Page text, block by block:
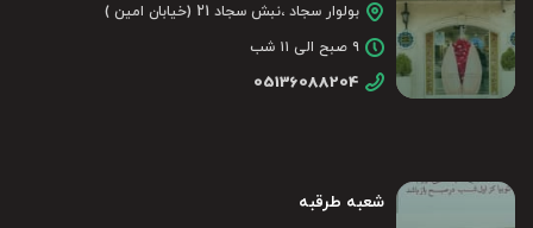
بولوار سجاد ،نبش سجاد 21 (خیابان امین )
۹ صبح الی ۱۱ شب
05136088204
شعبه طرقبه